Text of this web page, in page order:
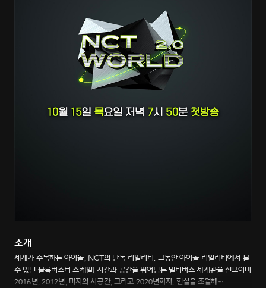
소개
세계가 주목하는 아이돌, NCT의 단독 리얼리티. 그동안 아이돌 리얼리티에서 볼
수 없던 블록버스터 스케일! 시간과 공간을 뛰어넘는 멀티버스 세계관을 선보이며
2016년, 2012년, 미지의 시공간, 그리고 2020년까지. 현실을 초월해